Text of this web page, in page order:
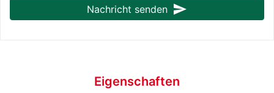
Nachricht senden send
Eigenschaften